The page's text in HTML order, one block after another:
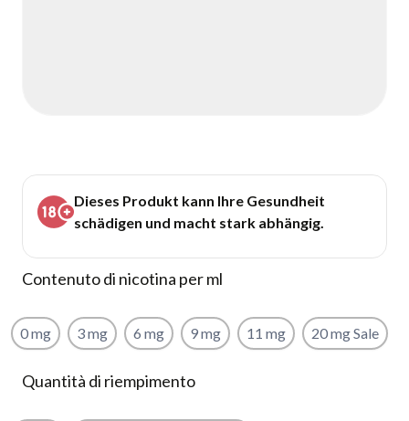
Dieses Produkt kann Ihre Gesundheit
schädigen und macht stark abhängig.
Contenuto di nicotina per ml
0 mg 3 mg 6 mg 9 mg 11 mg 20 mg Sale
Quantità di riempimento